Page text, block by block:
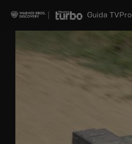
Guida TV